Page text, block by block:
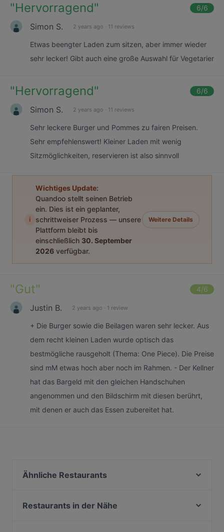
"Hervorragend" 6/6
Simon S. 2 years ago · 11 reviews
Etwas beengter Laden zum sitzen, aber immer wieder
sehr lecker! Gibt auch eine große Auswahl für Vegetarier
"Hervorragend" 6/6
Simon S. 2 years ago · 11 reviews
Sehr leckere Burger und Pommes zu fairen Preisen.
Sehr empfehlenswert! Kleiner Laden mit wenig
Sitzmöglichkeiten, reservieren ist also sinnvoll
i
Wichtiges Update:
Quandoo stellt seinen Betrieb
ein. Dies ist ein geplanter,
schrittweiser Prozess — unsere
Plattform bleibt bis
einschließlich 30. September
2026 verfügbar.
Weitere Details
"Gut" 4/6
Justin B. 2 years ago · 1 review
+ Die Burger sowie die Beilagen waren sehr lecker. Aus
dem recht kleinen Laden wurde optisch das
bestmögliche rausgeholt (Thema: One Piece). Die Preise
sind mM etwas hoch aber noch im Rahmen. - Der Kellner
hat das Bargeld mit den gleichen Handschuhen
angenommen und den Bildschirm mit diesen berührt,
mit denen er auch das Essen zubereitet hat.
Ähnliche Restaurants
Frizzantino degustazione & delights
Restaurants in der Nähe